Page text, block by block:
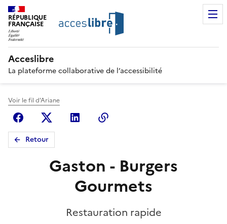
RÉPUBLIQUE
FRANÇAISE
Acceslibre
La plateforme collaborative de l’accessibilité
Voir le fil d'Ariane
FacebookX (anciennement Twitter)
Linkedin
Retour
Gaston - Burgers
Gourmets
Restauration rapide